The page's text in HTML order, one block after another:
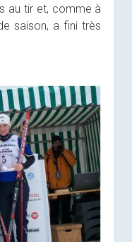
au tir et, comme à
saison, a fini très